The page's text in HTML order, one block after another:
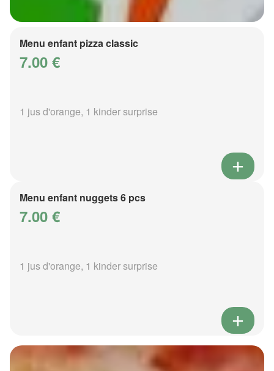
Menu enfant pizza classic
7.00 €
1 jus d'orange, 1 kinder surprise
Menu enfant nuggets 6 pcs
7.00 €
1 jus d'orange, 1 kinder surprise